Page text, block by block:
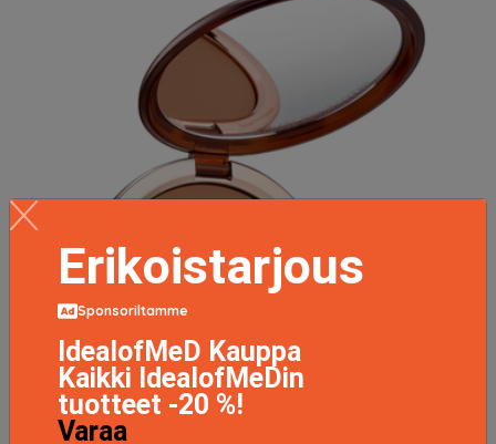
Erikoistarjous
Sponsoriltamme
IdealofMeD Kauppa
Kaikki IdealofMeDin
tuotteet -20 %!
Varaa